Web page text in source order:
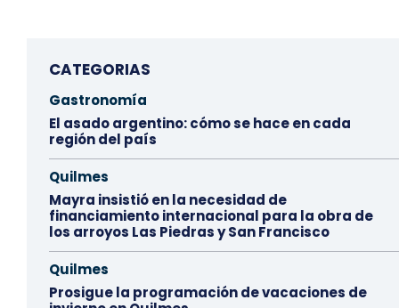
CATEGORIAS
Gastronomía
El asado argentino: cómo se hace en cada
región del país
Quilmes
Mayra insistió en la necesidad de
financiamiento internacional para la obra de
los arroyos Las Piedras y San Francisco
Quilmes
Prosigue la programación de vacaciones de